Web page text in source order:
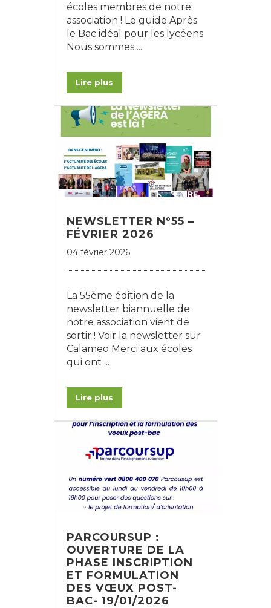
écoles membres de notre
association ! Le guide Après
le Bac idéal pour les lycéens
Nous sommes ...
Lire plus
NEWSLETTER N°55 –
FÉVRIER 2026
04 février 2026
La 55ème édition de la
newsletter biannuelle de
notre association vient de
sortir ! Voir la newsletter sur
Calameo Merci aux écoles
qui ont ...
Lire plus
PARCOURSUP :
OUVERTURE DE LA
PHASE INSCRIPTION
ET FORMULATION
DES VŒUX POST-
BAC- 19/01/2026